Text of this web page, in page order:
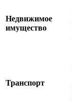
Недвижимое
имущество
Транспорт